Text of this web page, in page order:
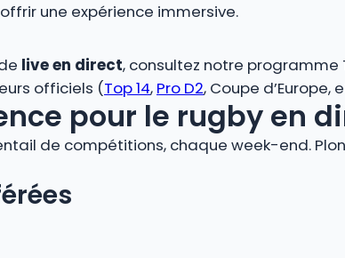
une expérience immersive.
live en direct, consultez notre programme
officiels (Top 14, Pro D2, Coupe d’Europe,
pour le rugby en
de compétitions, chaque week-end.